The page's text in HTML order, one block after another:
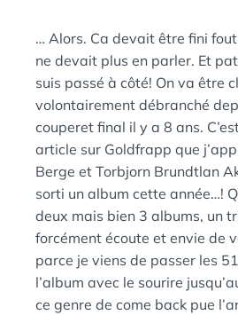
S
… Alors. Ca devait être fini
ne devait plus en parler. Et
suis passé à côté! On va être
volontairement débranché
couperet final il y a 8 ans.
article sur Goldfrapp que
Berge et Torbjorn Brundtlan
sorti un album cette année…!
deux mais bien 3 albums, un
forcément écoute et envie de
parce je viens de passer les
l’album avec le sourire
ce genre de come back pue